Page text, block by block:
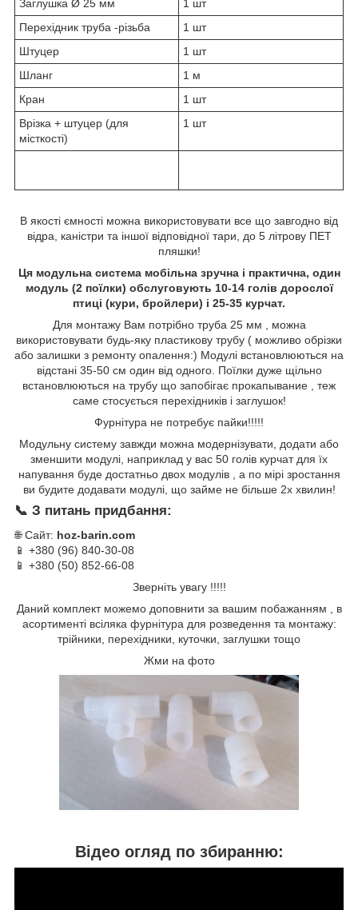
Заглушка Ø 25 мм
1 шт
Перехідник труба -різьба
1 шт
Штуцер
1 шт
Шланг
1 м
Кран
1 шт
Врізка + штуцер (для
місткості)
1 шт
В якості ємності можна використовувати все що завгодно від
відра, каністри та іншої відповідної тари, до 5 літрову ПЕТ
пляшки!
Ця модульна система мобільна зручна і практична, один
модуль (2 поїлки) обслуговують 10-14 голів дорослої
птиці (кури, бройлери) і 25-35 курчат.
Для монтажу Вам потрібно труба 25 мм , можна
використовувати будь-яку пластикову трубу ( можливо обрізки
або залишки з ремонту опалення:) Модулі встановлюються на
відстані 35-50 см один від одного. Поїлки дуже щільно
встановлюються на трубу що запобігає прокапывание , теж
саме стосується перехідників і заглушок!
Фурнітура не потребує пайки!!!!!
Модульну систему завжди можна модернізувати, додати або
зменшити модулі, наприклад у вас 50 голів курчат для їх
напування буде достатньо двох модулів , а по мірі зростання
ви будите додавати модулі, що займе не більше 2х хвилин!
📞 З питань придбання:
🌐 Сайт: hoz-barin.com
📱 +380 (96) 840-30-08
📱 +380 (50) 852-66-08
Зверніть увагу !!!!!
Даний комплект можемо доповнити за вашим побажанням , в
асортименті всіляка фурнітура для розведення та монтажу:
трійники, перехідники, куточки, заглушки тощо
Жми на фото
Відео огляд по збиранню: